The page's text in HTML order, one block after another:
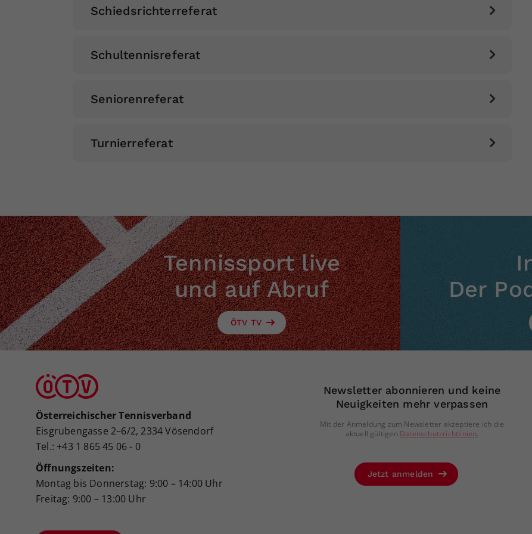
Schiedsrichterreferat
Schultennisreferat
Seniorenreferat
Turnierreferat
Tennissport live
und auf Abruf
ÖTV TV
Der
Österreichischer Tennisverband
Eisgrubengasse 2–6/2, 2334 Vösendorf
Tel.: +43 1 865 45 06 - 0
Öffnungszeiten:
Montag bis Donnerstag: 9:00 – 14:00 Uhr
Freitag: 9:00 – 13:00 Uhr
Newsletter abonnieren und keine
Neuigkeiten mehr verpassen
Mit der Anmeldung zum Newsletter akzeptiere ich die
aktuell gültigen Datenschutzrichtlinien.
Jetzt anmelden